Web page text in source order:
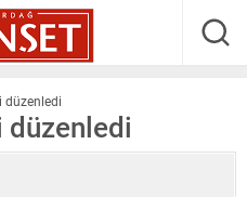
düzenledi
düzenledi